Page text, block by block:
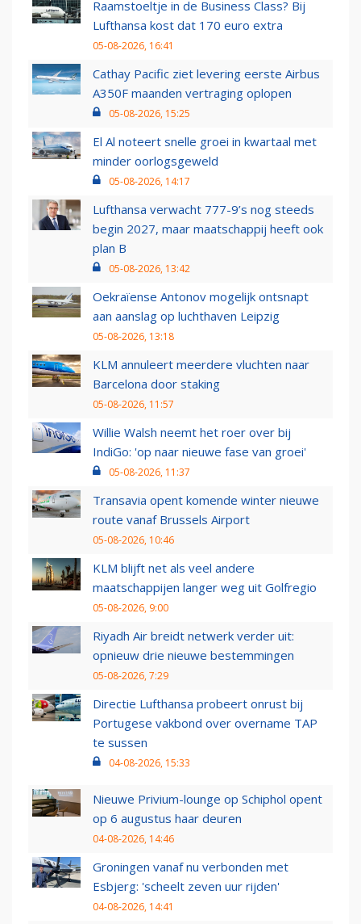
Raamstoeltje in de Business Class? Bij
Lufthansa kost dat 170 euro extra
05-08-2026, 16:41
Cathay Pacific ziet levering eerste Airbus
A350F maanden vertraging oplopen
05-08-2026, 15:25
El Al noteert snelle groei in kwartaal met
minder oorlogsgeweld
05-08-2026, 14:17
Lufthansa verwacht 777-9’s nog steeds
begin 2027, maar maatschappij heeft ook
plan B
05-08-2026, 13:42
Oekraïense Antonov mogelijk ontsnapt
aan aanslag op luchthaven Leipzig
05-08-2026, 13:18
KLM annuleert meerdere vluchten naar
Barcelona door staking
05-08-2026, 11:57
Willie Walsh neemt het roer over bij
IndiGo: 'op naar nieuwe fase van groei'
05-08-2026, 11:37
Transavia opent komende winter nieuwe
route vanaf Brussels Airport
05-08-2026, 10:46
KLM blijft net als veel andere
maatschappijen langer weg uit Golfregio
05-08-2026, 9:00
Riyadh Air breidt netwerk verder uit:
opnieuw drie nieuwe bestemmingen
05-08-2026, 7:29
Directie Lufthansa probeert onrust bij
Portugese vakbond over overname TAP
te sussen
04-08-2026, 15:33
Nieuwe Privium-lounge op Schiphol opent
op 6 augustus haar deuren
04-08-2026, 14:46
Groningen vanaf nu verbonden met
Esbjerg: 'scheelt zeven uur rijden'
04-08-2026, 14:41